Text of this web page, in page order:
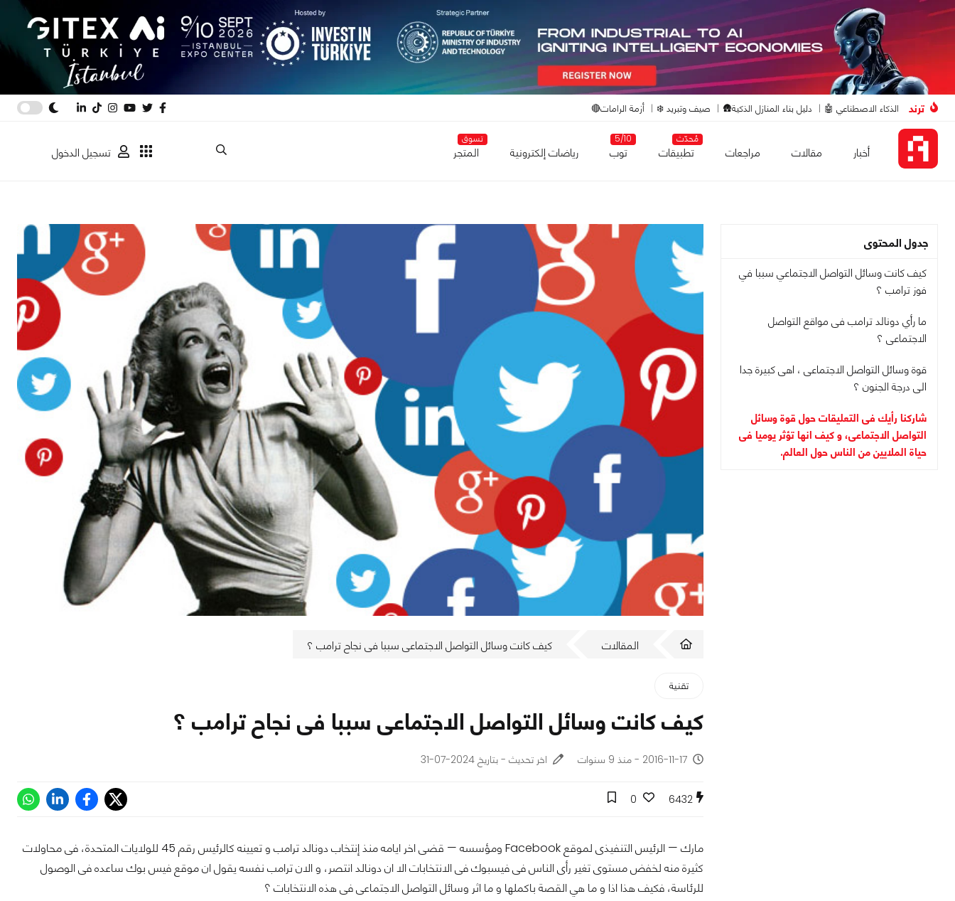
ترند الذكاء الاصطناعي 🤖 دليل بناء المنازل الذكية🛖 صيف وتبريد ❄️ أزمة الرامات🔴
أخبار مقالات مراجعات
مُحدّث
تطبيقات
5/10
توب رياضات إلكترونية
تسوق
المتجر تسجيل الدخول
جدول المحتوى
كيف كانت وسائل التواصل الاجتماعي سببا في
فوز ترامب ؟
ما رأي دونالد ترامب فى مواقع التواصل
الاجتماعى ؟
قوة وسائل التواصل الاجتماعى ، اهى كبيرة جدا
الى درجة الجنون ؟
شاركنا رأيك فى التعليقات حول قوة وسائل
التواصل الاجتماعى، و كيف انها تؤثر يوميا فى
حياة الملايين من الناس حول العالم.
المقالات كيف كانت وسائل التواصل الاجتماعى سببا فى نجاح ترامب ؟
تقنية
كيف كانت وسائل التواصل الاجتماعى سببا فى نجاح ترامب ؟
2016-11-17 - منذ 9 سنوات اخر تحديث - بتاريخ 2024-07-31
6432
0
مارك — الرئيس التنفيذى لموقع Facebook ومؤسسه — قضى اخر ايامه منذ إنتخاب دونالد ترامب و تعيينه كالرئيس رقم 45 للولايات المتحدة، فى محاولات
كثيرة منه لخفض مستوى تغير رأى الناس فى فيسبوك فى الانتخابات الا ان دونالد انتصر، و الان ترامب نفسه يقول ان موقع فيس بوك ساعده فى الوصول
للرئاسة، فكيف هذا اذا و ما هي القصة باكملها و ما اثر وسائل التواصل الاجتماعى فى هذه الانتخابات ؟